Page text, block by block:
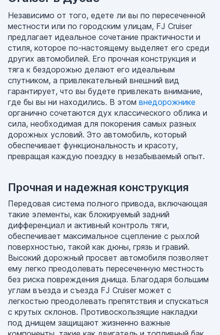
Независимо от того, едете ли вы по пересеченной
местности или по городским улицам, FJ Cruiser
предлагает идеальное сочетание практичности и
стиля, которое по-настоящему выделяет его среди
других автомобилей. Его прочная конструкция и
тяга к бездорожью делают его идеальным
спутником, а привлекательный внешний вид
гарантирует, что вы будете привлекать внимание,
где бы вы ни находились. В этом внедорожнике
органично сочетаются дух классического облика и
сила, необходимая для покорения самых разных
дорожных условий. Это автомобиль, который
обеспечивает функциональность и красоту,
превращая каждую поездку в незабываемый опыт.
Прочная и надежная конструкция
Передовая система полного привода, включающая
такие элементы, как блокируемый задний
дифференциал и активный контроль тяги,
обеспечивает максимальное сцепление с рыхлой
поверхностью, такой как дюны, грязь и гравий.
Высокий дорожный просвет автомобиля позволяет
ему легко преодолевать пересеченную местность
без риска повреждения днища. Благодаря большим
углам въезда и съезда FJ Cruiser может с
легкостью преодолевать препятствия и спускаться
с крутых склонов. Противоскользящие накладки
под днищем защищают жизненно важные